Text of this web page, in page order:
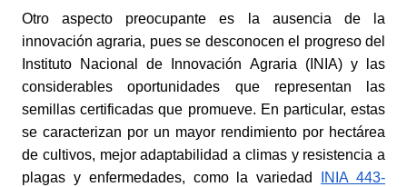
Otro aspecto preocupante es la ausencia de la
innovación agraria, pues se desconocen el progreso del
Instituto Nacional de Innovación Agraria (INIA) y las
considerables oportunidades que representan las
semillas certificadas que promueve. En particular, estas
se caracterizan por un mayor rendimiento por hectárea
de cultivos, mejor adaptabilidad a climas y resistencia a
plagas y enfermedades, como la variedad
INIA 443-